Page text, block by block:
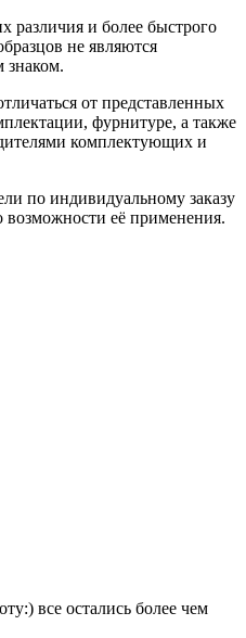
различия и более быстрого
не являются
знаком.
от представленных
фурнитуре, а также
комплектующих и
по индивидуальному заказу
возможности её применения.
все остались более чем